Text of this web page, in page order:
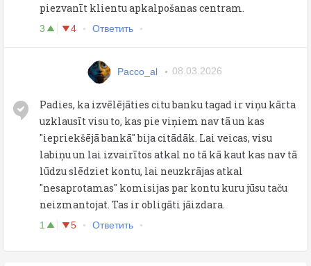
piezvanīt klientu apkalpošanas centram.
3 4 Ответить
Pacco_al 08.03.2026
Padies, ka izvēlējāties citu banku tagad ir viņu kārta
uzklausīt visu to, kas pie viņiem nav tā un kas
"iepriekšējā bankā" bija citādāk. Lai veicas, visu
labiņu un lai izvairītos atkal no tā kā kaut kas nav tā
lūdzu slēdziet kontu, lai neuzkrājas atkal
"nesaprotamas" komisijas par kontu kuru jūsu taču
neizmantojat. Tas ir obligāti jāizdara.
1 5 Ответить